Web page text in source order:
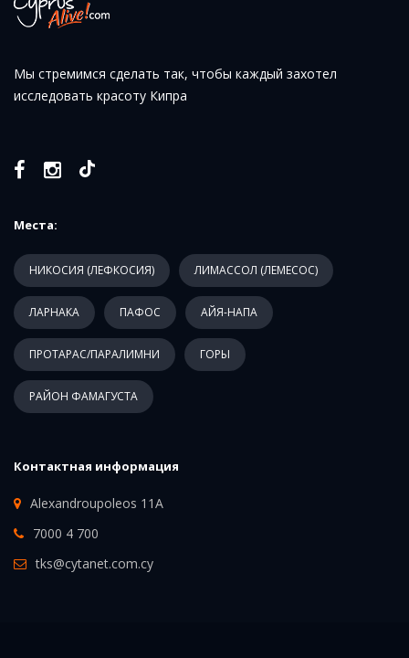
Мы стремимся сделать так, чтобы каждый захотел
исследовать красоту Кипра
Места:
НИКОСИЯ (ЛЕФКОСИЯ) ЛИМАССОЛ (ЛЕМЕСОС)
ЛАРНАКА ПАФОС АЙЯ-НАПА
ПРОТАРАС/ПАРАЛИМНИ ГОРЫ
РАЙОН ФАМАГУСТА
Контактная информация
Alexandroupoleos 11A
7000 4 700
tks@cytanet.com.cy